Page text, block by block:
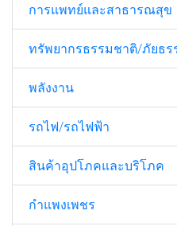
การแพทย์และสาธารณสุข
ทรัพยากรธรรมชาติ/ภัยธร
พลังงาน
รถไฟ/รถไฟฟ้า
สินค้าอุปโภคและบริโภค
กำแพงเพชร